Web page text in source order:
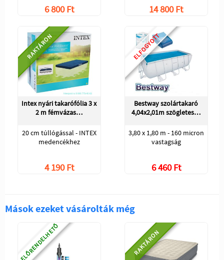
6 800 Ft 14 800 Ft
RAKTÁRON
Intex nyári takarófólia 3 x
2 m fémvázas…
20 cm túllógással - INTEX
medencékhez
4 190 Ft
ELFOGYOTT
Bestway szolártakaró
4,04x2,01m szögletes…
3,80 x 1,80 m - 160 micron
vastagság
6 460 Ft
Mások ezeket vásárolták még
ELŐRENDELHETŐ RAKTÁRON